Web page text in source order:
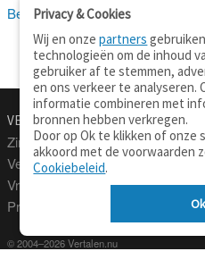
Bekijk 2 definitie(s) van iron
VERTALEN.NU
Zinnen vertalen
Verklarend woordenboek
Vraagbaak
Professionele vertaling
© 2004–2026 Vertalen.nu
Privacy & Cookies
Wij en onzepartners
technologieën om de inhoud
gebruiker af te stemmen,
en ons verkeer te analyseren.
informatie combineren met
bronnen hebben verkregen.
Door op Ok te klikken of onze
akkoord met de voorwaarden
Cookiebeleid.